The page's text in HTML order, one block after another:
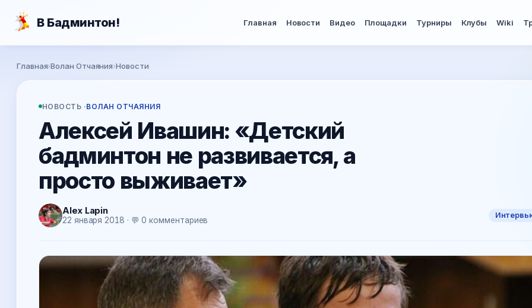
В Бадминтон! Главная Новости Видео Площадки Турниры Клубы Wiki
Вы здесь
Главная›Волан Отчаяния›Новости
НОВОСТЬ ·ВОЛАН ОТЧАЯНИЯ
Алексей Ивашин: «Детский
бадминтон не развивается, а
просто выживает»
Alex Lapin
22 января 2018 · 💬 0 комментариев